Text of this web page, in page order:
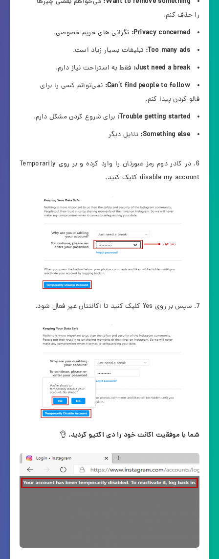
را حذف کنم.
Privacy concerned: نگرانی های حریم خصوصی.
Too many ads: تبلیغات بسیار زیاد است.
Just need a break: فقط به استراحت نیاز دارم.
Can’t find people to follow: نمی‌توانم کسی را برای
فالو کردن پیدا کنم.
Trouble getting started: برای شروع کردن مشکل دارم.
Something else: دلایل دیگر
6. در کادر دوم رمز عبورتان را وارد کرده و بر روی Temporarily
disable my account کلیک کنید.
7. سپس بر روی Yes کلیک کنید تا اکانتتان غیر فعال شود.
شما با موفقیت اکانت خود را دی اکتیو کردید. 👌